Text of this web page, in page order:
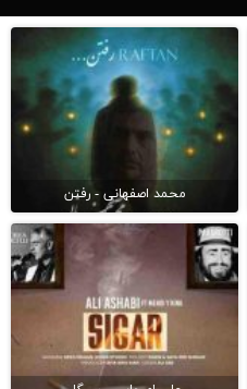
محمد اصفهانی - رفتن